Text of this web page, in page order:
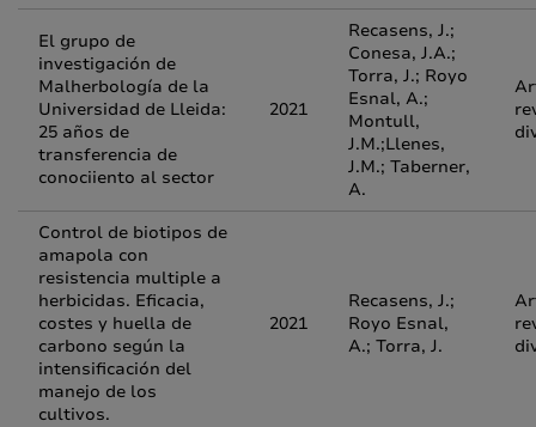
El grupo de
investigación de
Malherbología de la
Universidad de Lleida:
25 años de
transferencia de
conociiento al sector
2021
Recasens, J.;
Conesa, J.A.;
Torra, J.; Royo
Esnal, A.;
Montull,
J.M.;Llenes,
J.M.; Taberner,
A.
Control de biotipos de
amapola con
resistencia multiple a
herbicidas. Eficacia,
costes y huella de
carbono según la
intensificación del
manejo de los
cultivos.
2021
Recasens, J.;
Royo Esnal,
A.; Torra, J.